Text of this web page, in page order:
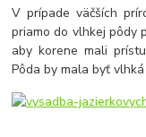
V prípade väčších
priamo do vlhkej pôdy
aby korene mali
Pôda by mala byť vlhká